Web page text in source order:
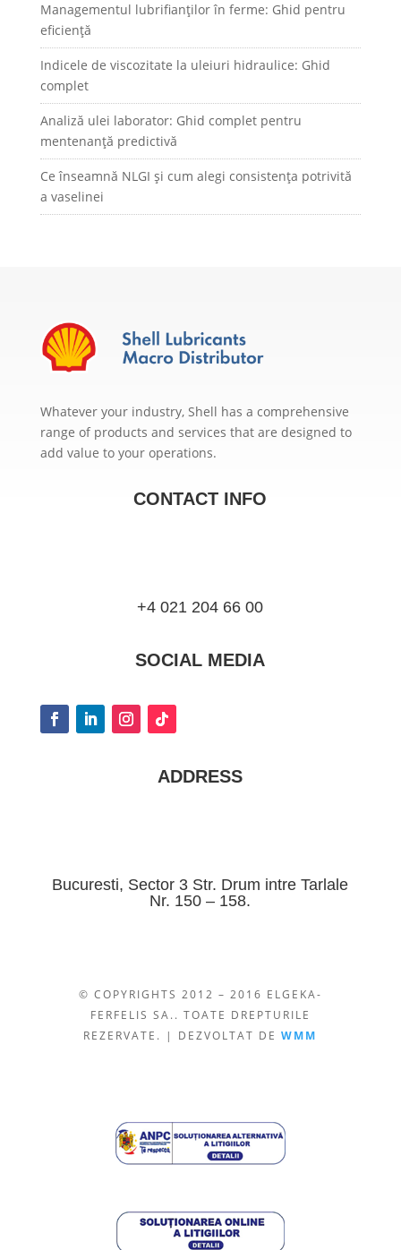
Managementul lubrifianților în ferme: Ghid pentru
eficiență
Indicele de viscozitate la uleiuri hidraulice: Ghid
complet
Analiză ulei laborator: Ghid complet pentru
mentenanță predictivă
Ce înseamnă NLGI și cum alegi consistența potrivită
a vaselinei
Whatever your industry, Shell has a comprehensive
range of products and services that are designed to
add value to your operations.
CONTACT INFO
+4 021 204 66 00
SOCIAL MEDIA
ADDRESS
Bucuresti, Sector 3 Str. Drum intre Tarlale
Nr. 150 – 158.
© COPYRIGHTS 2012 – 2016 ELGEKA-
FERFELIS SA.. TOATE DREPTURILE
REZERVATE. | DEZVOLTAT DEWMM